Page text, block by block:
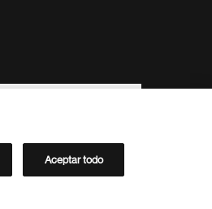
Directorio de Novartis
Aceptar todo